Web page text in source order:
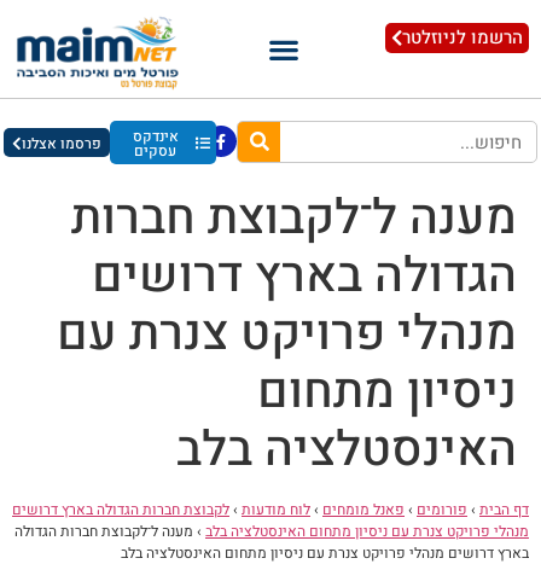
הרשמו לניוזלטר
אינדקס
עסקים פרסמו אצלנו
מענה ל־לקבוצת חברות
הגדולה בארץ דרושים
מנהלי פרויקט צנרת עם
ניסיון מתחום
האינסטלציה בלב
דף הבית › פורומים › פאנל מומחים ›לוח מודעות ›לקבוצת חברות הגדולה בארץ דרושים
מנהלי פרויקט צנרת עם ניסיון מתחום האינסטלציה בלב › מענה ל־לקבוצת חברות הגדולה
בארץ דרושים מנהלי פרויקט צנרת עם ניסיון מתחום האינסטלציה בלב